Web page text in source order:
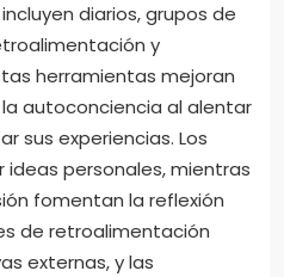
diarios, grupos de
y
herramientas mejoran
autoconciencia al alentar
sus experiencias. Los
personales, mientras
fomentan la reflexión
de retroalimentación
externas, y las